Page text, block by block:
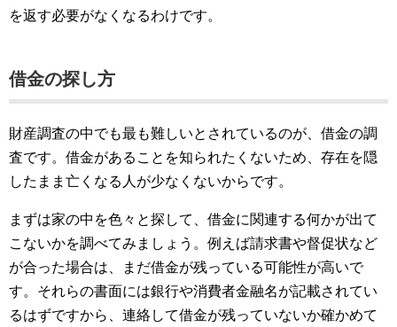
を返す必要がなくなるわけです。
借金の探し方
財産調査の中でも最も難しいとされているのが、借金の調
査です。借金があることを知られたくないため、存在を隠
したまま亡くなる人が少なくないからです。
まずは家の中を色々と探して、借金に関連する何かが出て
こないかを調べてみましょう。例えば請求書や督促状など
が合った場合は、まだ借金が残っている可能性が高いで
す。それらの書面には銀行や消費者金融名が記載されてい
るはずですから、連絡して借金が残っていないか確かめて